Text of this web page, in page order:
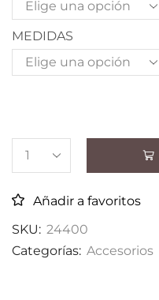
MEDIDAS
Añadir a favoritos
SKU: 24400
Categorías: Accesorios